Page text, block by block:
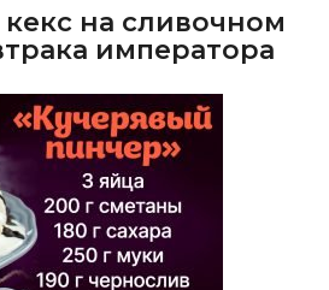
на сливочном
императора